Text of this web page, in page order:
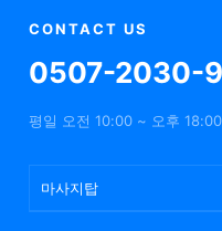
CONTACT US
0507-2030-
평일 오전 10:00 ~ 오후 18:00
마사지탑